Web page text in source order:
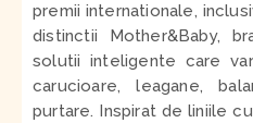
premii internationale,
distinctii Mother&Baby,
solutii inteligente care
carucioare, leagane,
purtare. Inspirat de liniile